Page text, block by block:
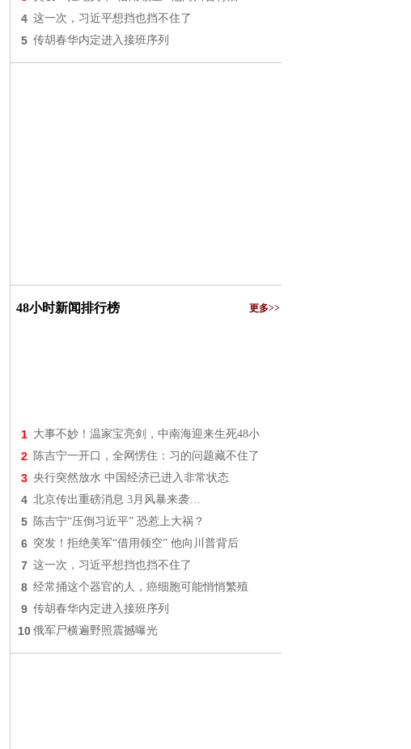
4 这一次，习近平想挡也挡不住了
5 传胡春华内定进入接班序列
48小时新闻排行榜 更多>>
1 大事不妙！温家宝亮剑，中南海迎来生死48小
2 陈吉宁一开口，全网愣住：习的问题藏不住了
3 央行突然放水 中国经济已进入非常状态
4 北京传出重磅消息 3月风暴来袭…
5 陈吉宁“压倒习近平” 恐惹上大祸？
6 突发！拒绝美军“借用领空” 他向川普背后
7 这一次，习近平想挡也挡不住了
8 经常捅这个器官的人，癌细胞可能悄悄繁殖
9 传胡春华内定进入接班序列
10 俄军尸横遍野照震撼曝光